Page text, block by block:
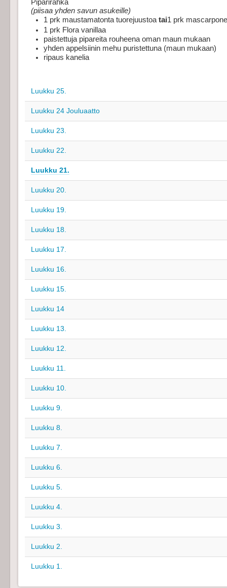
Piparirahka
(piisaa yhden savun asukeille)
1 prk maustamatonta tuorejuustoa tai1 prk
1 prk Flora vanillaa
paistettuja pipareita rouheena oman maun mukaan
yhden appelsiinin mehu puristettuna (maun mukaan)
ripaus kanelia
Luukku 25.
Luukku 24 Jouluaatto
Luukku 23.
Luukku 22.
Luukku 21.
Luukku 20.
Luukku 19.
Luukku 18.
Luukku 17.
Luukku 16.
Luukku 15.
Luukku 14
Luukku 13.
Luukku 12.
Luukku 11.
Luukku 10.
Luukku 9.
Luukku 8.
Luukku 7.
Luukku 6.
Luukku 5.
Luukku 4.
Luukku 3.
Luukku 2.
Luukku 1.